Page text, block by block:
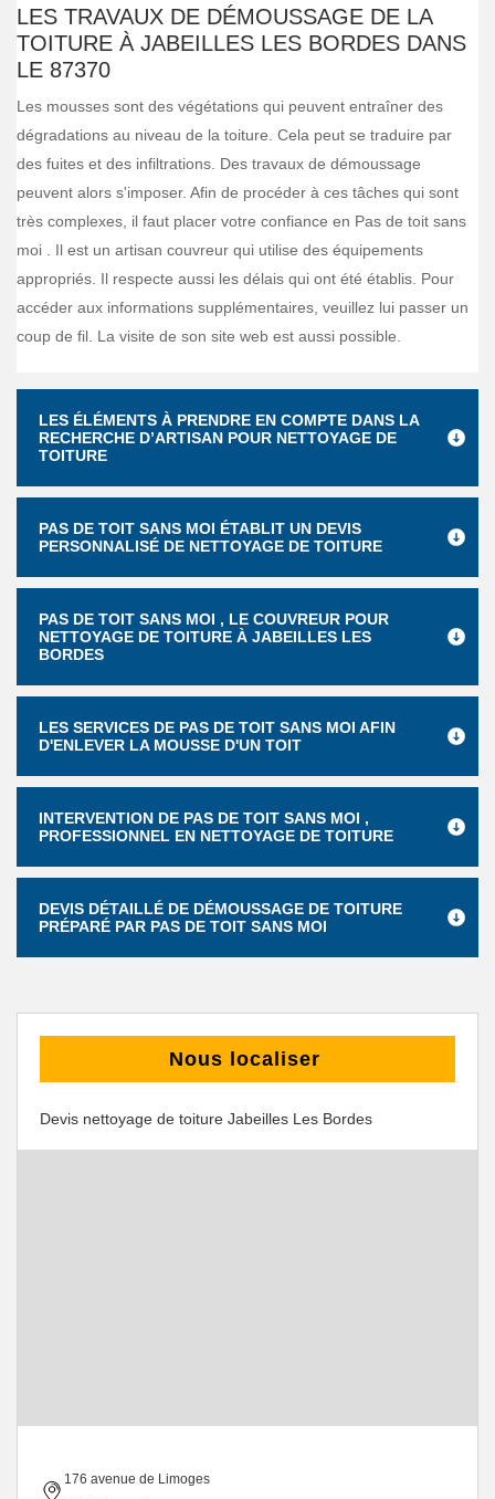
LES TRAVAUX DE DÉMOUSSAGE DE LA
TOITURE À JABEILLES LES BORDES DANS
LE 87370
Les mousses sont des végétations qui peuvent entraîner des
dégradations au niveau de la toiture. Cela peut se traduire par
des fuites et des infiltrations. Des travaux de démoussage
peuvent alors s'imposer. Afin de procéder à ces tâches qui sont
très complexes, il faut placer votre confiance en Pas de toit sans
moi . Il est un artisan couvreur qui utilise des équipements
appropriés. Il respecte aussi les délais qui ont été établis. Pour
accéder aux informations supplémentaires, veuillez lui passer un
coup de fil. La visite de son site web est aussi possible.
LES ÉLÉMENTS À PRENDRE EN COMPTE DANS LA
RECHERCHE D’ARTISAN POUR NETTOYAGE DE
TOITURE
PAS DE TOIT SANS MOI ÉTABLIT UN DEVIS
PERSONNALISÉ DE NETTOYAGE DE TOITURE
PAS DE TOIT SANS MOI , LE COUVREUR POUR
NETTOYAGE DE TOITURE À JABEILLES LES
BORDES
LES SERVICES DE PAS DE TOIT SANS MOI AFIN
D'ENLEVER LA MOUSSE D'UN TOIT
INTERVENTION DE PAS DE TOIT SANS MOI ,
PROFESSIONNEL EN NETTOYAGE DE TOITURE
DEVIS DÉTAILLÉ DE DÉMOUSSAGE DE TOITURE
PRÉPARÉ PAR PAS DE TOIT SANS MOI
Nous localiser
Devis nettoyage de toiture Jabeilles Les Bordes
176 avenue de Limoges